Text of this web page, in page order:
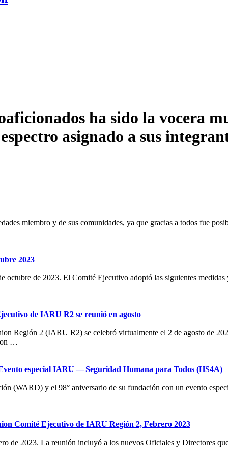
ha sido la vocera
asignado a sus
miembro y de sus comunidades, ya que gracias a todos fue
2023
octubre de 2023. El Comité Ejecutivo adoptó las siguientes
de IARU R2 se reunió en agosto
Región 2 (IARU R2) se celebró virtualmente el 2 de agosto de
…
especial IARU— Seguridad Humana para Todos (HS4A)
(WARD) y el 98° aniversario de su fundación con un evento
Comité Ejecutivo de IARU Región 2, Febrero 2023
de 2023. La reunión incluyó a los nuevos Oficiales y Directores